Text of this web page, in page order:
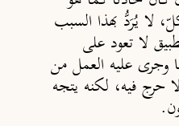
لا يُرَدُّ بهذا السبب
لا تعود على
ًا وجرى عليه العمل من
حرج فيه، لكنه يتجه